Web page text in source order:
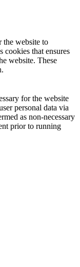
the website to
that ensures
website. These
for the website
personal data via
as non-necessary
prior to running